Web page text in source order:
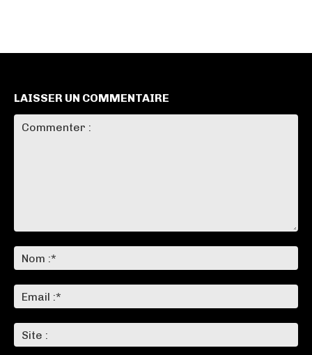
LAISSER UN COMMENTAIRE
:*
:*
: